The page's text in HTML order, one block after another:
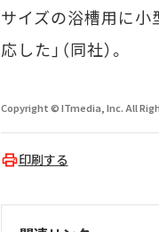
サイズの浴槽用に小
応した」（同社）。
Copyright © ITmedia, Inc. All
印刷する